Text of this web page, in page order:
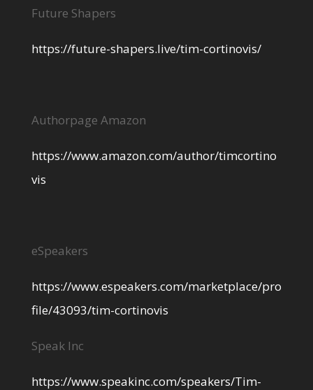
Future Shapers
https://future-shapers.live/tim-cortinovis/
Authorpage Amazon
https://www.amazon.com/author/timcortino
vis
eSpeakers
https://www.espeakers.com/marketplace/pro
file/43093/tim-cortinovis
Speak Inc
https://www.speakinc.com/speakers/Tim-